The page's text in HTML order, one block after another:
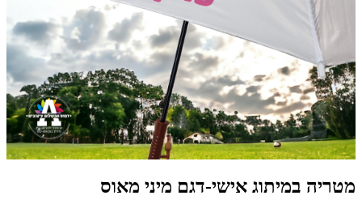
מטריה במיתוג אישי-דגם מיני מאוס